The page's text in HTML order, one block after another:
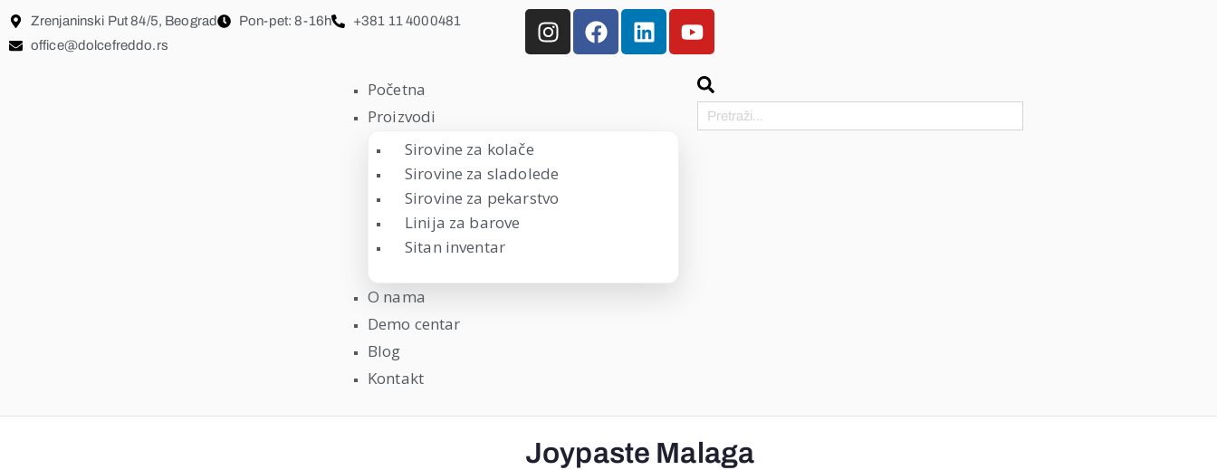
Zrenjaninski Put 84/5, Beograd Pon-pet: 8-16h
+381 11 4000481
office@dolcefreddo.rs
Početna
Proizvodi
Sirovine za kolače
Sirovine za sladolede
Sirovine za pekarstvo
Linija za barove
Sitan inventar
O nama
Demo centar
Blog
Kontakt
Joypaste Malaga